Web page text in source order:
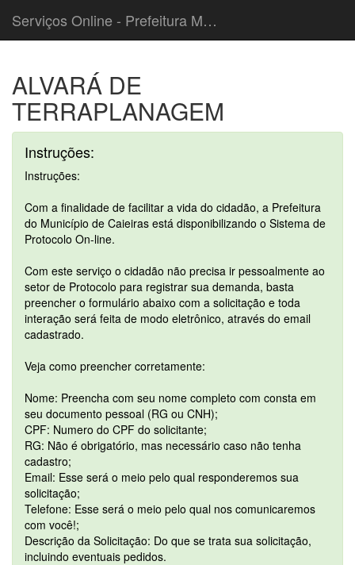
Serviços Online - Prefeitura Municipal de Caieiras
ALVARÁ DE
TERRAPLANAGEM
Instruções:
Instruções:
Com a finalidade de facilitar a vida do cidadão, a Prefeitura
do Município de Caieiras está disponibilizando o Sistema de
Protocolo On-line.
Com este serviço o cidadão não precisa ir pessoalmente ao
setor de Protocolo para registrar sua demanda, basta
preencher o formulário abaixo com a solicitação e toda
interação será feita de modo eletrônico, através do email
cadastrado.
Veja como preencher corretamente:
Nome: Preencha com seu nome completo com consta em
seu documento pessoal (RG ou CNH);
CPF: Numero do CPF do solicitante;
RG: Não é obrigatório, mas necessário caso não tenha
cadastro;
Email: Esse será o meio pelo qual responderemos sua
solicitação;
Telefone: Esse será o meio pelo qual nos comunicaremos
com você!;
Descrição da Solicitação: Do que se trata sua solicitação,
incluindo eventuais pedidos.